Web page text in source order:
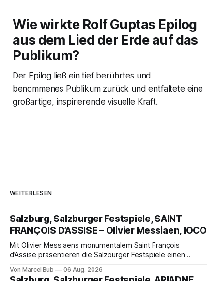
Wie wirkte Rolf Guptas Epilog
aus dem Lied der Erde auf das
Publikum?
Der Epilog ließ ein tief berührtes und
benommenes Publikum zurück und entfaltete eine
großartige, inspirierende visuelle Kraft.
WEITERLESEN
Salzburg, Salzburger Festspiele, SAINT
FRANÇOIS D’ASSISE – Olivier Messiaen, IOCO
Mit Olivier Messiaens monumentalem Saint François
d’Assise präsentieren die Salzburger Festspiele einen
eine bildgewaltige Inszenierung, Maxime Pascal entfaltet
Von Marcel Bub 06 Aug. 2026